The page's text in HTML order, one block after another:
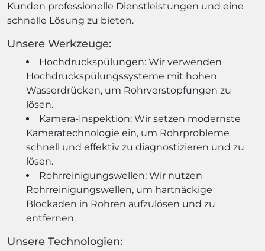
Kunden professionelle Dienstleistungen und eine
schnelle Lösung zu bieten.
Unsere Werkzeuge:
Hochdruckspülungen: Wir verwenden
Hochdruckspülungssysteme mit hohen
Wasserdrücken, um Rohrverstopfungen zu
lösen.
Kamera-Inspektion: Wir setzen modernste
Kameratechnologie ein, um Rohrprobleme
schnell und effektiv zu diagnostizieren und zu
lösen.
Rohrreinigungswellen: Wir nutzen
Rohrreinigungswellen, um hartnäckige
Blockaden in Rohren aufzulösen und zu
entfernen.
Unsere Technologien: